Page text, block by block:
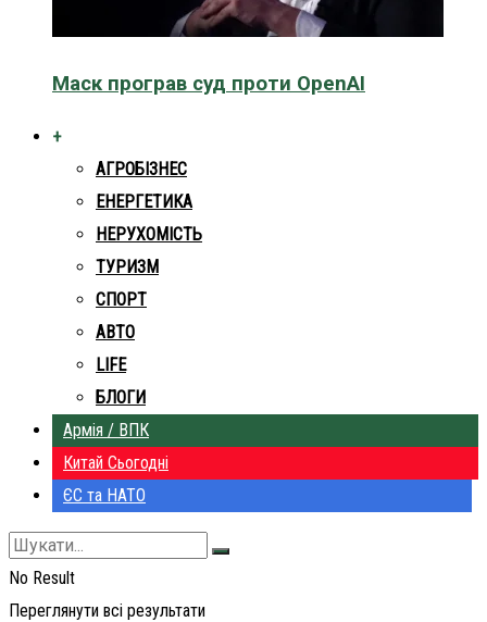
Маск програв суд проти OpenAI
+
АГРОБІЗНЕС
ЕНЕРГЕТИКА
НЕРУХОМІСТЬ
ТУРИЗМ
СПОРТ
АВТО
LIFE
БЛОГИ
Армія / ВПК
Китай Сьогодні
ЄС та НАТО
No Result
Переглянути всі результати